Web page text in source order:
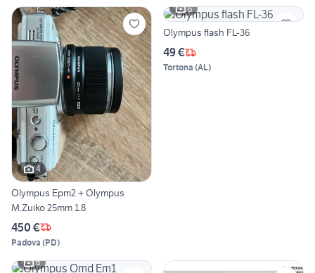
4
Olympus Epm2 + Olympus
M.Zuiko 25mm 1.8
450 €
Padova (PD)
6
Olympus flash FL-36
49 €
Tortona (AL)
6